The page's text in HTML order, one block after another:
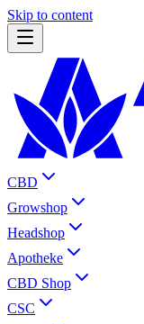
Skip to content
CBD
Growshop
Headshop
Apotheke
CBD Shop
CSC